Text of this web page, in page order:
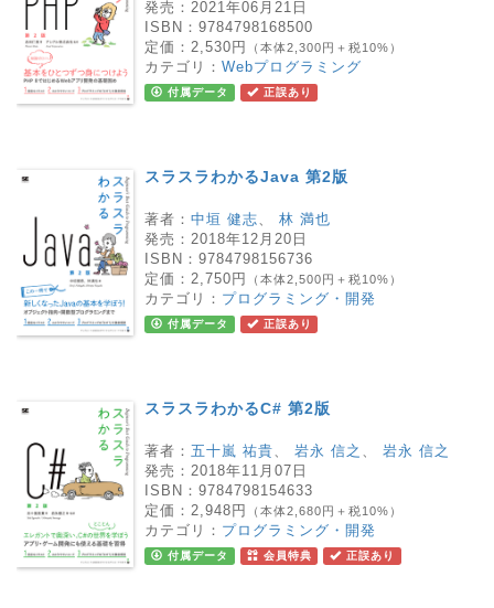
発売： 2021年06月21日
ISBN： 9784798168500
定価： 2,530円 （本体2,300円＋税10%）
カテゴリ： Webプログラミング
付属データ 正誤あり
スラスラわかるJava 第2版
著者： 中垣 健志
林 満也
発売： 2018年12月20日
ISBN： 9784798156736
定価： 2,750円 （本体2,500円＋税10%）
カテゴリ： プログラミング・開発
付属データ 正誤あり
スラスラわかるC# 第2版
著者： 五十嵐 祐貴 岩永 信之
岩永 信之
発売： 2018年11月07日
ISBN： 9784798154633
定価： 2,948円 （本体2,680円＋税10%）
カテゴリ： プログラミング・開発
付属データ 会員特典 正誤あり